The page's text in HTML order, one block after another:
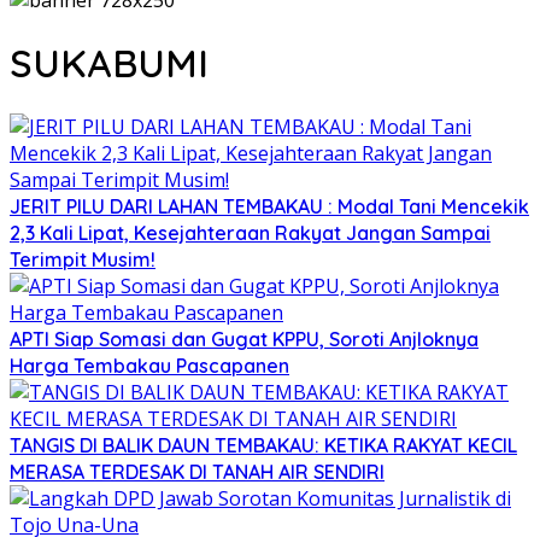
SUKABUMI
JERIT PILU DARI LAHAN TEMBAKAU ​: Modal Tani Mencekik
2,3 Kali Lipat, Kesejahteraan Rakyat Jangan Sampai
Terimpit Musim!
APTI Siap Somasi dan Gugat KPPU, Soroti Anjloknya
Harga Tembakau Pascapanen
TANGIS DI BALIK DAUN TEMBAKAU: KETIKA RAKYAT KECIL
MERASA TERDESAK DI TANAH AIR SENDIRI